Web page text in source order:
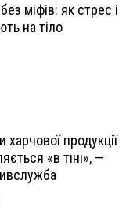
міфів: як стрес і
на тіло
продукції
«в тіні», —